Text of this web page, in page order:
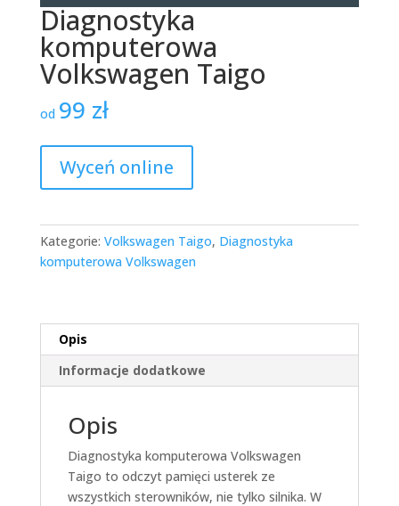
Diagnostyka
komputerowa
Volkswagen Taigo
od 99 zł
Wyceń online
Kategorie: Volkswagen Taigo, Diagnostyka
komputerowa Volkswagen
Opis
Informacje dodatkowe
Opis
Diagnostyka komputerowa Volkswagen
Taigo to odczyt pamięci usterek ze
wszystkich sterowników, nie tylko silnika. W